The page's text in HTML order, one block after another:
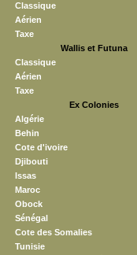
Classique
Aérien
Taxe
Wallis et Futuna
Classique
Aérien
Taxe
Ex Colonies
Algérie
Behin
Cote d'ivoire
Djibouti
Issas
Maroc
Obock
Sénégal
Cote des Somalies
Tunisie